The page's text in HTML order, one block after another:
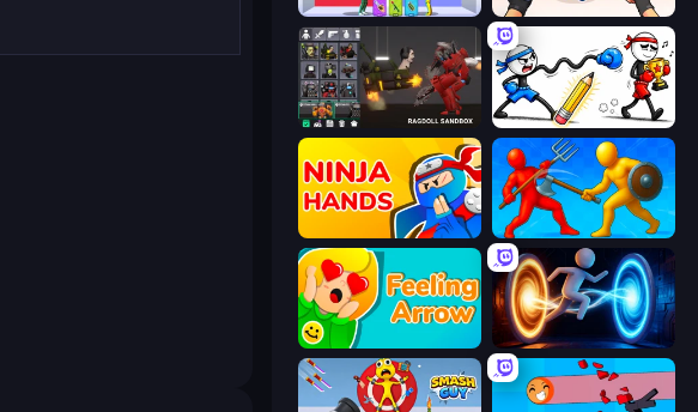
Who Dies Last? TNT Bomber
Last Play: Ragdoll Sandbox Doodle Smash
Ninja Hands Epic Sword Battle! Fight in Arena
Feeling Arrow Portal Escape